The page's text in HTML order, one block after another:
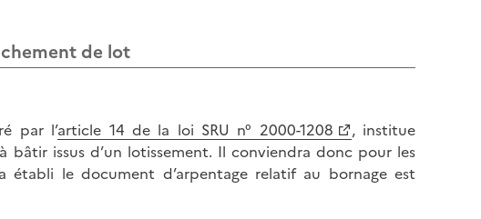
de lot
par l’article 14 de la loi SRU n° 2000-1208
, institue
bâtir issus d’un lotissement. Il conviendra donc pour les
établi le document d’arpentage relatif au bornage est